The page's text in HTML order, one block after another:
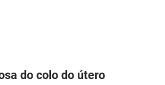
do colo do útero